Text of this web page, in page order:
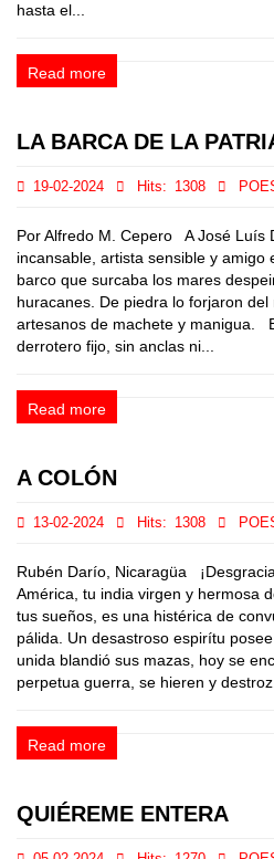
hasta el...
Read more
LA BARCA DE LA
19-02-2024 Hits: 1308
Por Alfredo M. Cepero A José Luís
incansable, artista sensible y
barco que surcaba los mares
huracanes. De piedra lo forjaron
artesanos de machete y manigua.
derrotero fijo, sin anclas ni...
Read more
A COLÓN
13-02-2024 Hits: 1308
Rubén Darío, Nicaragüa
América, tu india virgen y hermosa
tus sueños, es una histérica de
pálida. Un desastroso espirítu
unida blandió sus mazas, hoy se
perpetua guerra, se hieren y
Read more
QUIÉREME ENTERA